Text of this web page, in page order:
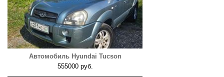
Автомобиль Hyundai Tucson
555000 руб.